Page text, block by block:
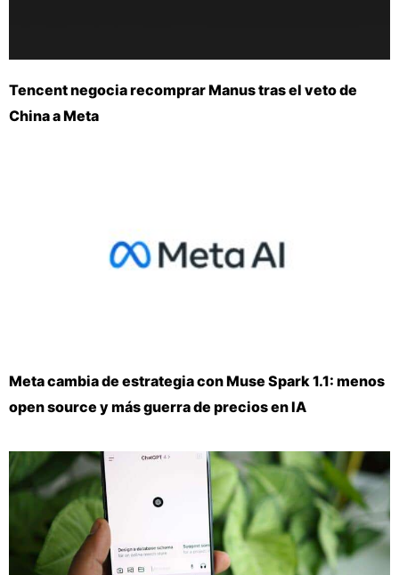
Tencent negocia recomprar Manus tras el veto de
China a Meta
Meta cambia de estrategia con Muse Spark 1.1: menos
open source y más guerra de precios en IA